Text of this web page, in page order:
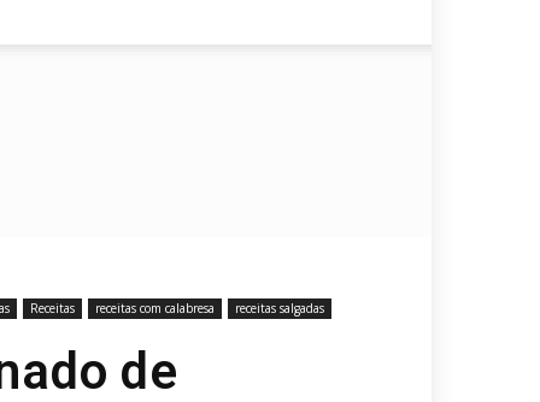
Receitas receitas com calabresa receitas salgadas
de